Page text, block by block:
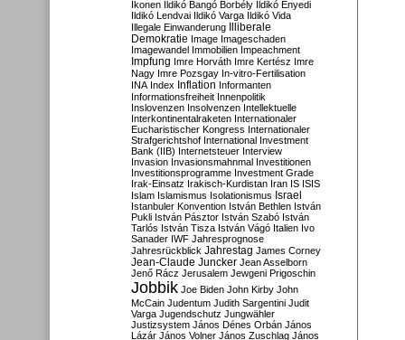
Ikonen Ildikó Bangó Borbély Ildikó Enyedi
Ildikó Lendvai Ildikó Varga Ildikó Vida
Illegale Einwanderung Illiberale
Demokratie Image Imageschaden
Imagewandel Immobilien Impeachment
Impfung Imre Horváth Imre Kertész Imre
Nagy Imre Pozsgay In-vitro-Fertilisation
INA Index Inflation Informanten
Informationsfreiheit Innenpolitik
Inslovenzen Insolvenzen Intellektuelle
Interkontinentalraketen Internationaler
Eucharistischer Kongress Internationaler
Strafgerichtshof International Investment
Bank (IIB) Internetsteuer Interview
Invasion Invasionsmahnmal Investitionen
Investitionsprogramme Investment Grade
Irak-Einsatz Irakisch-Kurdistan Iran IS ISIS
Islam Islamismus Isolationismus Israel
Istanbuler Konvention István Bethlen István
Pukli István Pásztor István Szabó István
Tarlós István Tisza István Vágó Italien Ivo
Sanader IWF Jahresprognose
Jahresrückblick Jahrestag James Corney
Jean-Claude Juncker Jean Asselborn
Jenő Rácz Jerusalem Jewgeni Prigoschin
Jobbik Joe Biden John Kirby John
McCain Judentum Judith Sargentini Judit
Varga Jugendschutz Jungwähler
Justizsystem János Dénes Orbán János
Lázár János Volner János Zuschlag János